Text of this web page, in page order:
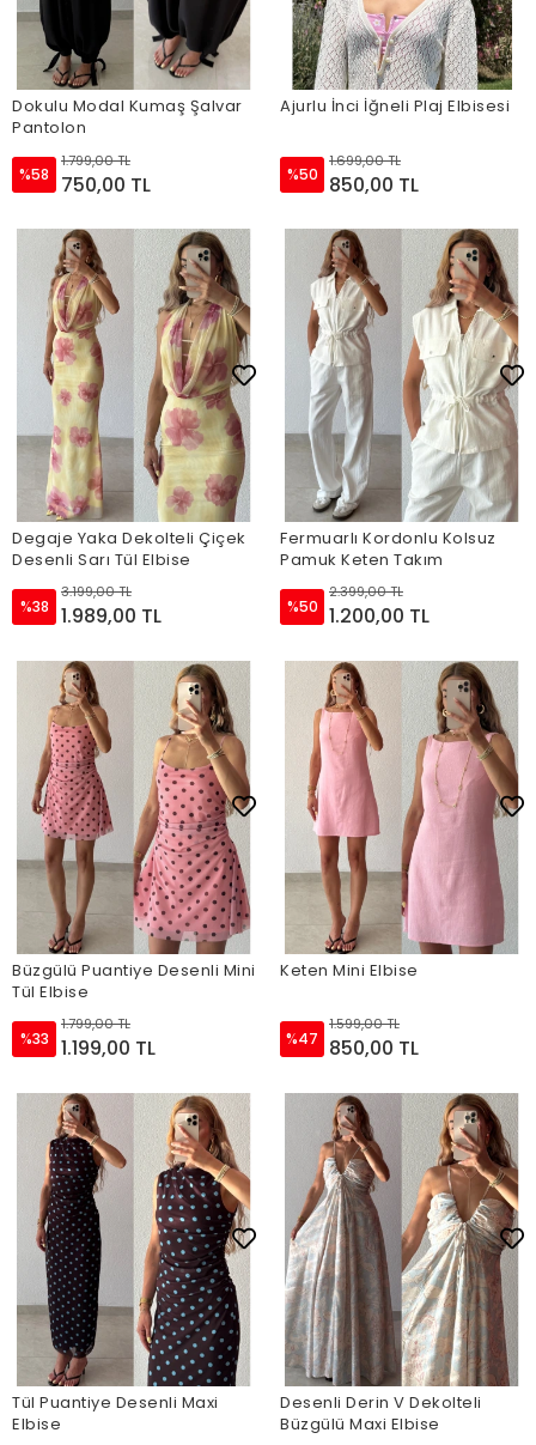
Dokulu Modal Kumaş Şalvar
Pantolon
%58
1.799,00 TL
750,00 TL
Ajurlu İnci İğneli Plaj Elbisesi
%50
1.699,00 TL
850,00 TL
Degaje Yaka Dekolteli Çiçek
Desenli Sarı Tül Elbise
%38
3.199,00 TL
1.989,00 TL
Fermuarlı Kordonlu Kolsuz
Pamuk Keten Takım
%50
2.399,00 TL
1.200,00 TL
Büzgülü Puantiye Desenli Mini
Tül Elbise
%33
1.799,00 TL
1.199,00 TL
Keten Mini Elbise
%47
1.599,00 TL
850,00 TL
Tül Puantiye Desenli Maxi
Elbise
Desenli Derin V Dekolteli
Büzgülü Maxi Elbise